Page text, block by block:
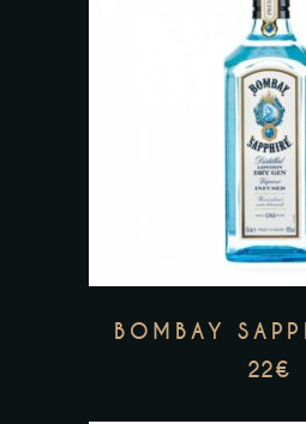
BOMBAY
22€